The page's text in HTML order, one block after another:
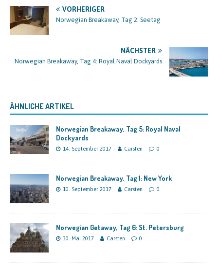
VORHERIGER
Norwegian Breakaway, Tag 2: Seetag
NÄCHSTER
Norwegian Breakaway, Tag 4: Royal Naval Dockyards
ÄHNLICHE ARTIKEL
Norwegian Breakaway, Tag 5: Royal Naval
Dockyards
14. September 2017 Carsten 0
Norwegian Breakaway, Tag 1: New York
10. September 2017 Carsten 0
Norwegian Getaway, Tag 6: St. Petersburg
30. Mai 2017 Carsten 0